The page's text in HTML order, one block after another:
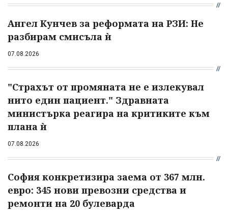
Ангел Кунчев за реформата на РЗИ: Не
разбирам смисъла ѝ
07.08.2026
"Страхът от промяната не е излекувал
нито един пациент." Здравната
министърка реагира на критиките към
плана ѝ
07.08.2026
София конкретизира заема от 367 млн.
евро: 345 нови превозни средства и
ремонти на 20 булеварда